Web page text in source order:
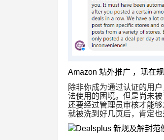
Amazon 站外推广 ， 现在
除非你成为通过认证的用
法使用的困境。但是尚未
还要经过管理员审核才能
就被洗到好几页后，肯定也